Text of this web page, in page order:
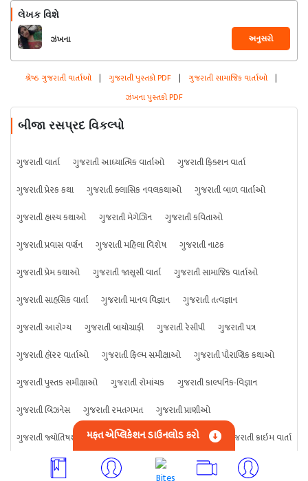
લેખક વિશે
ઝંખના અનુસરો
શ્રેષ્ઠ ગુજરાતી વાર્તાઓ | ગુજરાતી પુસ્તકો PDF | ગુજરાતી સામાજિક વાર્તાઓ |
ઝંખના પુસ્તકો PDF
બીજા રસપ્રદ વિકલ્પો
ગુજરાતી વાર્તા ગુજરાતી આધ્યાત્મિક વાર્તાઓ
ગુજરાતી ફિક્શન વાર્તા
ગુજરાતી પ્રેરક કથા
ગુજરાતી ક્લાસિક નવલકથાઓ
ગુજરાતી બાળ વાર્તાઓ
ગુજરાતી હાસ્ય કથાઓ
ગુજરાતી મેગેઝિન
ગુજરાતી કવિતાઓ
ગુજરાતી પ્રવાસ વર્ણન
ગુજરાતી મહિલા વિશેષ
ગુજરાતી નાટક
ગુજરાતી પ્રેમ કથાઓ
ગુજરાતી જાસૂસી વાર્તા
ગુજરાતી સામાજિક વાર્તાઓ
ગુજરાતી સાહસિક વાર્તા
ગુજરાતી માનવ વિજ્ઞાન
ગુજરાતી તત્વજ્ઞાન
ગુજરાતી આરોગ્ય
ગુજરાતી બાયોગ્રાફી ગુજરાતી રેસીપી
ગુજરાતી પત્ર
ગુજરાતી હૉરર વાર્તાઓ
ગુજરાતી ફિલ્મ સમીક્ષાઓ
ગુજરાતી પૌરાણિક કથાઓ
ગુજરાતી પુસ્તક સમીક્ષાઓ
ગુજરાતી રોમાંચક
ગુજરાતી કાલ્પનિક-વિજ્ઞાન
ગુજરાતી બિઝનેસ
ગુજરાતી રમતગમત
ગુજરાતી પ્રાણીઓ
ગુજરાતી જ્યોતિષશાસ્ત્ર
ગુજરાતી વિજ્ઞાન ગુજરાતી કંઈપણ ગુજરાતી ક્રાઇમ વાર્તા
મફત એપ્લિકેશન ડાઉનલોડ કરો